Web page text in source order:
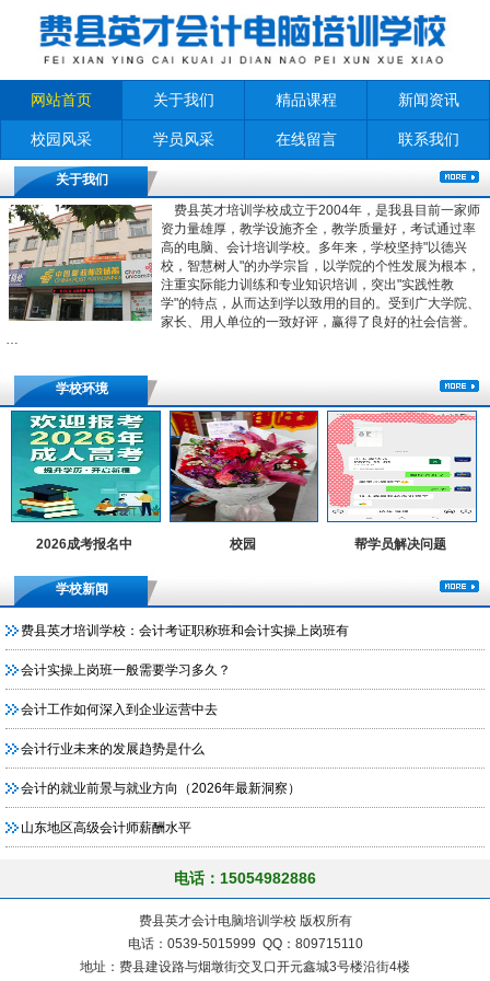
网站首页 关于我们 精品课程 新闻资讯
校园风采 学员风采 在线留言 联系我们
关于我们
费县英才培训学校成立于2004年，是我县目前一家师
资力量雄厚，教学设施齐全，教学质量好，考试通过率
高的电脑、会计培训学校。多年来，学校坚持"以德兴
校，智慧树人"的办学宗旨，以学院的个性发展为根本，
注重实际能力训练和专业知识培训，突出"实践性教
学"的特点，从而达到学以致用的目的。受到广大学院、
家长、用人单位的一致好评，赢得了良好的社会信誉。
…
学校环境
2026成考报名中 校园 帮学员解决问题
学校新闻
费县英才培训学校：会计考证职称班和会计实操上岗班有
会计实操上岗班一般需要学习多久？
会计工作如何深入到企业运营中去
会计行业未来的发展趋势是什么
会计的就业前景与就业方向（2026年最新洞察）
山东地区高级会计师薪酬水平
电话：15054982886
费县英才会计电脑培训学校 版权所有
电话：0539-5015999 QQ：809715110
地址：费县建设路与烟墩街交叉口开元鑫城3号楼沿街4楼